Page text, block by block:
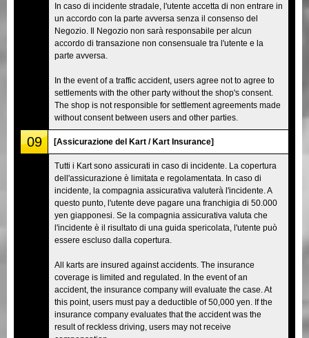
In caso di incidente stradale, l'utente accetta di non entrare in
un accordo con la parte avversa senza il consenso del
Negozio. Il Negozio non sarà responsabile per alcun
accordo di transazione non consensuale tra l'utente e la
parte avversa.
In the event of a traffic accident, users agree not to agree to
settlements with the other party without the shop's consent.
The shop is not responsible for settlement agreements made
without consent between users and other parties.
09 [Assicurazione del Kart / Kart Insurance]
Tutti i Kart sono assicurati in caso di incidente. La copertura
dell'assicurazione è limitata e regolamentata. In caso di
incidente, la compagnia assicurativa valuterà l'incidente. A
questo punto, l'utente deve pagare una franchigia di 50.000
yen giapponesi. Se la compagnia assicurativa valuta che
l'incidente è il risultato di una guida spericolata, l'utente può
essere escluso dalla copertura.
All karts are insured against accidents. The insurance
coverage is limited and regulated. In the event of an
accident, the insurance company will evaluate the case. At
this point, users must pay a deductible of 50,000 yen. If the
insurance company evaluates that the accident was the
result of reckless driving, users may not receive